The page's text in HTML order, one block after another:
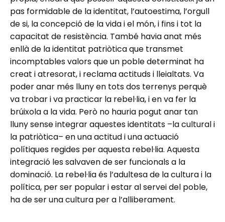
pas formidable de la identitat, l’autoestima, l’orgull
de si, la concepció de la vida i el món, i fins i tot la
capacitat de resistència. També havia anat més
enllà de la identitat patriòtica que transmet
incomptables valors que un poble determinat ha
creat i atresorat, i reclama actituds i lleialtats. Va
poder anar més lluny en tots dos terrenys perquè
va trobar i va practicar la rebel·lia, i en va fer la
brúixola a la vida. Però no hauria pogut anar tan
lluny sense integrar aquestes identitats –la cultural i
la patriòtica– en una actitud i una actuació
polítiques regides per aquesta rebel·lia. Aquesta
integració les salvaven de ser funcionals a la
dominació. La rebel·lia és l’adultesa de la cultura i la
política, per ser popular i estar al servei del poble,
ha de ser una cultura per a l’alliberament.